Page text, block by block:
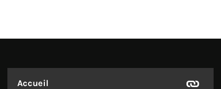
Accueil